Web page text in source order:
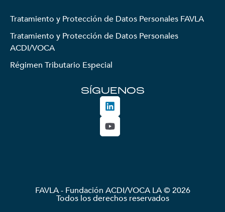
Tratamiento y Protección de Datos Personales FAVLA
Tratamiento y Protección de Datos Personales
ACDI/VOCA
Régimen Tributario Especial
SÍGUENOS
FAVLA - Fundación ACDI/VOCA LA © 2026
Todos los derechos reservados